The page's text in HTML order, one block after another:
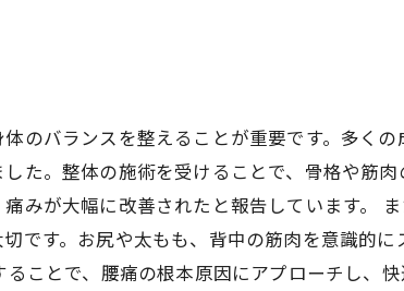
のバランスを整えることが重要です。多く
た。整体の施術を受けることで、骨格や筋
みが大幅に改善されたと報告しています。
です。お尻や太もも、背中の筋肉を意識的
ことで、腰痛の根本原因にアプローチし、